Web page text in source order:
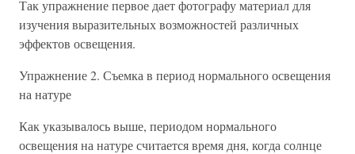
Так упражнение первое дает фотографу материал для
изучения выразительных возможностей различных
эффектов освещения.
Упражнение 2. Съемка в период нормального освещения
на натуре
Как указывалось выше, периодом нормального
освещения на натуре считается время дня, когда солнце